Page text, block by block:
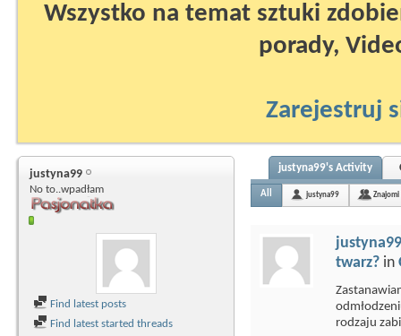
Wszystko na temat sztuki
porady,
Zarejestruj
justyna99
No to..wpadłam
Find latest posts
Find latest started threads
justyna99's Activity
All justyna99 Znajomi
justyna99
twarz? in
rodzaju